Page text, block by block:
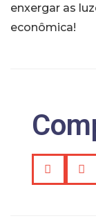
enxergar as
econômica!